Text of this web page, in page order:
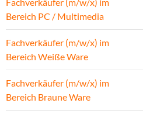
Bereich PC / Multimedia
Fachverkäufer (m/w/x) im
Bereich Weiße Ware
Fachverkäufer (m/w/x) im
Bereich Braune Ware